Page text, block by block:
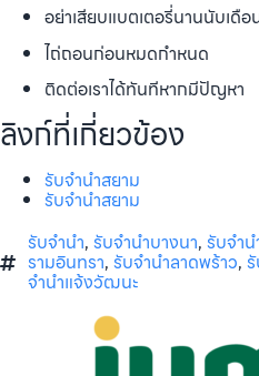
อย่าเสียบแบตเตอรี่นานนับเดือ
ไถ่ถอนก่อนหมดกำหนด
ติดต่อเราได้ทันทีหากมีปัญหา
ลิงก์ที่เกี่ยวข้อง
รับจำนำสยาม
รับจำนำสยาม
รับจำนำ, รับจำนำบางนา, รับจำ
รามอินทรา, รับจำนำลาดพร้าว,
จำนำแจ้งวัฒนะ